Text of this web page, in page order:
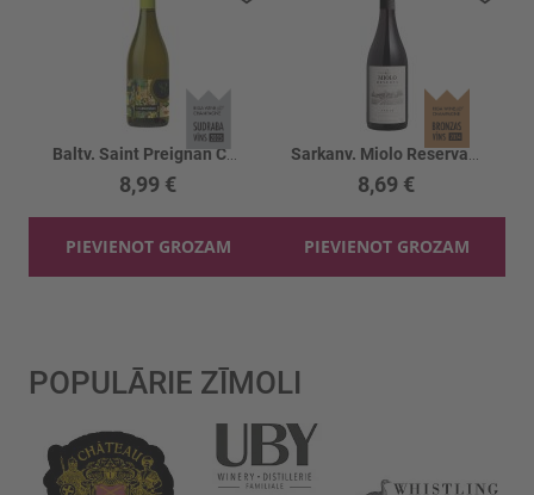
8,99 €
PIEVIENOT GROZAM
Sarkanv. Miolo Reserva Syrah 14%
8,69 €
PIEVIENOT GROZAM
POPULĀRIE ZĪMOLI